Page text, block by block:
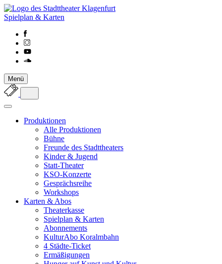
Spielplan & Karten
Menü
Produktionen
Alle Produktionen
Bühne
Freunde des Stadttheaters
Kinder & Jugend
Statt-Theater
KSO-Konzerte
Gesprächsreihe
Workshops
Karten & Abos
Theaterkasse
Spielplan & Karten
Abonnements
KulturAbo Koralmbahn
4 Städte-Ticket
Ermäßigungen